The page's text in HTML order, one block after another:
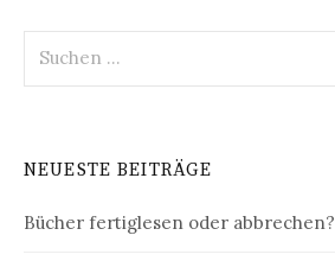
nach:
NEUESTE BEITRÄGE
Bücher fertiglesen oder abbrechen?